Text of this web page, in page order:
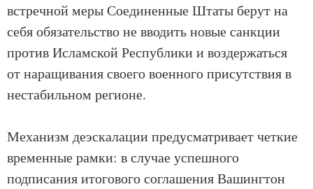
встречной меры Соединенные Штаты берут на
себя обязательство не вводить новые санкции
против Исламской Республики и воздержаться
от наращивания своего военного присутствия в
нестабильном регионе.
Механизм деэскалации предусматривает четкие
временные рамки: в случае успешного
подписания итогового соглашения Вашингтон